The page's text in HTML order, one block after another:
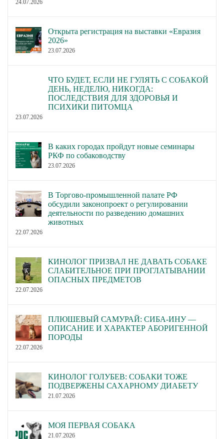
24.07.2026
Открыта регистрация на выставки «Евразия
2026»
23.07.2026
ЧТО БУДЕТ, ЕСЛИ НЕ ГУЛЯТЬ С СОБАКОЙ
ДЕНЬ, НЕДЕЛЮ, НИКОГДА:
ПОСЛЕДСТВИЯ ДЛЯ ЗДОРОВЬЯ И
ПСИХИКИ ПИТОМЦА
23.07.2026
В каких городах пройдут новые семинары
РКФ по собаководству
23.07.2026
В Торгово-промышленной палате РФ
обсудили законопроект о регулировании
деятельности по разведению домашних
животных
22.07.2026
КИНОЛОГ ПРИЗВАЛ НЕ ДАВАТЬ СОБАКЕ
СЛАБИТЕЛЬНОЕ ПРИ ПРОГЛАТЫВАНИИ
ОПАСНЫХ ПРЕДМЕТОВ
22.07.2026
ПЛЮШЕВЫЙ САМУРАЙ: СИБА-ИНУ —
ОПИСАНИЕ И ХАРАКТЕР АБОРИГЕННОЙ
ПОРОДЫ
22.07.2026
КИНОЛОГ ГОЛУБЕВ: СОБАКИ ТОЖЕ
ПОДВЕРЖЕНЫ САХАРНОМУ ДИАБЕТУ
21.07.2026
МОЯ ПЕРВАЯ СОБАКА
21.07.2026